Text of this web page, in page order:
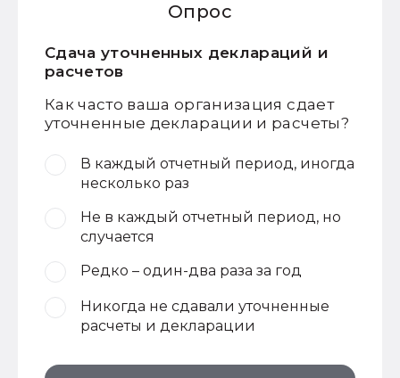
Опрос
Сдача уточненных деклараций и
расчетов
Как часто ваша организация сдает
уточненные декларации и расчеты?
В каждый отчетный период, иногда
несколько раз
Не в каждый отчетный период, но
случается
Редко – один-два раза за год
Никогда не сдавали уточненные
расчеты и декларации